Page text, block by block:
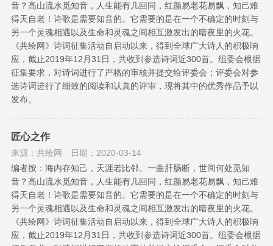
音？高山流水觅知音，人生能有几回同，红颜易老花易飘，知己难
得天自老！诗歌是需要知音的。它需要的是在一个不确定的时刻与
另一个灵魂相遇以及生命和灵魂之间相互激发出的暗夜里的火花。
《共绘网》诗词征集活动自启动以来，得到全球广大诗人的积极响
应，截止2019年12月31日，共收到参选诗词近300首。组委会根据
征集要求，对诗词进行了严格的审核并提交给评委会；评委会对参
选诗词进行了细致的阅读和认真的评审，现将其中的优秀作品予以
发布。
匠心之作
来源：共绘网
日期：2020-03-14
编者按：海内存知己，天涯若比邻。一曲肝肠断，世间何处觅知
音？高山流水觅知音，人生能有几回同，红颜易老花易飘，知己难
得天自老！诗歌是需要知音的。它需要的是在一个不确定的时刻与
另一个灵魂相遇以及生命和灵魂之间相互激发出的暗夜里的火花。
《共绘网》诗词征集活动自启动以来，得到全球广大诗人的积极响
应，截止2019年12月31日，共收到参选诗词近300首。组委会根据